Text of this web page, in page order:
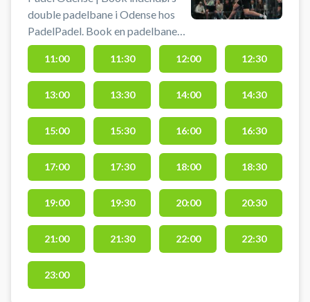
double padelbane i Odense hos
PadelPadel. Book en padelbane
og spil padel i Odense på en af
padelbanerne hos PadelPadel.
PadelPadel Odense byder på 14
padelbaner. 1 Center Court, 9
double- og 2 singlebaner
indendørs samt 2 udendørs
padelbaner ved deres padelcenter
i Odense. Lånebat kan lejes og
bolde købes. Gratis parkering ved
PadelPadel Odense, når du booker
en padelbane i Odense, som du
finder på C. F. Tietgens Blvd. 24K,
5220 Odense SØ.
11:00 11:30 12:00 12:30
13:00 13:30 14:00 14:30
15:00 15:30 16:00 16:30
17:00 17:30 18:00 18:30
19:00 19:30 20:00 20:30
21:00 21:30 22:00 22:30
23:00